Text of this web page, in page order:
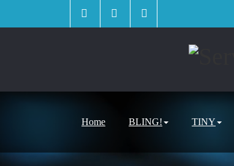
content
Home BLING! TINY